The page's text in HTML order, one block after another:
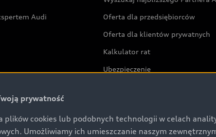
Audi Oferta dla przedsiębiorców
Oferta dla klientów prywatnych
Kalkulator rat
Ubezpieczenie
Audi exclusive
prywatność
plików cookies lub podobnych technologii w celach
Umożliwiamy ich umieszczanie naszym